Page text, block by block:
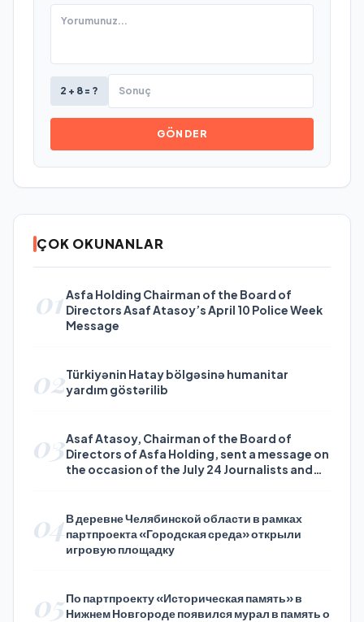
2 + 8 = ?
GÖNDER
ÇOK OKUNANLAR
01Asfa Holding Chairman of the Board of
Directors Asaf Atasoy’s April 10 Police Week
Message
02Türkiyənin Hatay bölgəsinə humanitar
yardım göstərilib
03Asaf Atasoy, Chairman of the Board of
Directors of Asfa Holding, sent a message on
the occasion of the July 24 Journalists and
04В деревне Челябинской области в рамках
партпроекта «Городская среда» открыли
игровую площадку
05По партпроекту «Историческая память» в
Нижнем Новгороде появился мурал в память о